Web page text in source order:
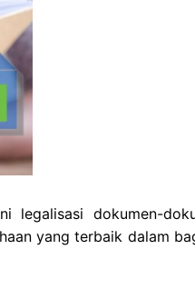
legalisasi dokumen-
yang terbaik dalam